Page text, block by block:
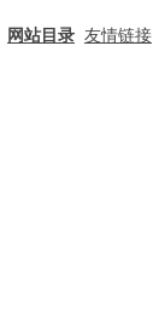
网站目录 友情链接